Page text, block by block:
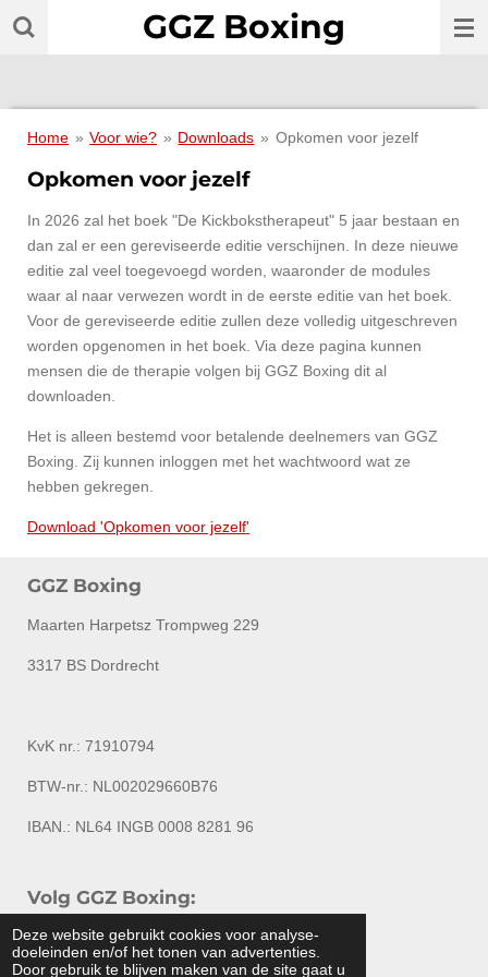
Deze website gebruikt cookies voor analyse-
doeleinden en/of het tonen van advertenties.
Door gebruik te blijven maken van de site gaat u
Ga
GGZ Boxing
Home » Voor wie? » Downloads » Opkomen voor jezelf
Opkomen voor jezelf
In 2026 zal het boek "De Kickbokstherapeut" 5 jaar bestaan en
dan zal er een gereviseerde editie verschijnen. In deze nieuwe
editie zal veel toegevoegd worden, waaronder de modules
waar al naar verwezen wordt in de eerste editie van het boek.
Voor de gereviseerde editie zullen deze volledig uitgeschreven
worden opgenomen in het boek. Via deze pagina kunnen
mensen die de therapie volgen bij GGZ Boxing dit al
downloaden.
Het is alleen bestemd voor betalende deelnemers van GGZ
Boxing. Zij kunnen inloggen met het wachtwoord wat ze
hebben gekregen.
Download 'Opkomen voor jezelf'
GGZ Boxing
Maarten Harpetsz Trompweg 229
3317 BS Dordrecht
KvK nr.: 71910794
BTW-nr.: NL002029660B76
IBAN.: NL64 INGB 0008 8281 96
Volg GGZ Boxing:
L
i
F
a
I
n
Y
o